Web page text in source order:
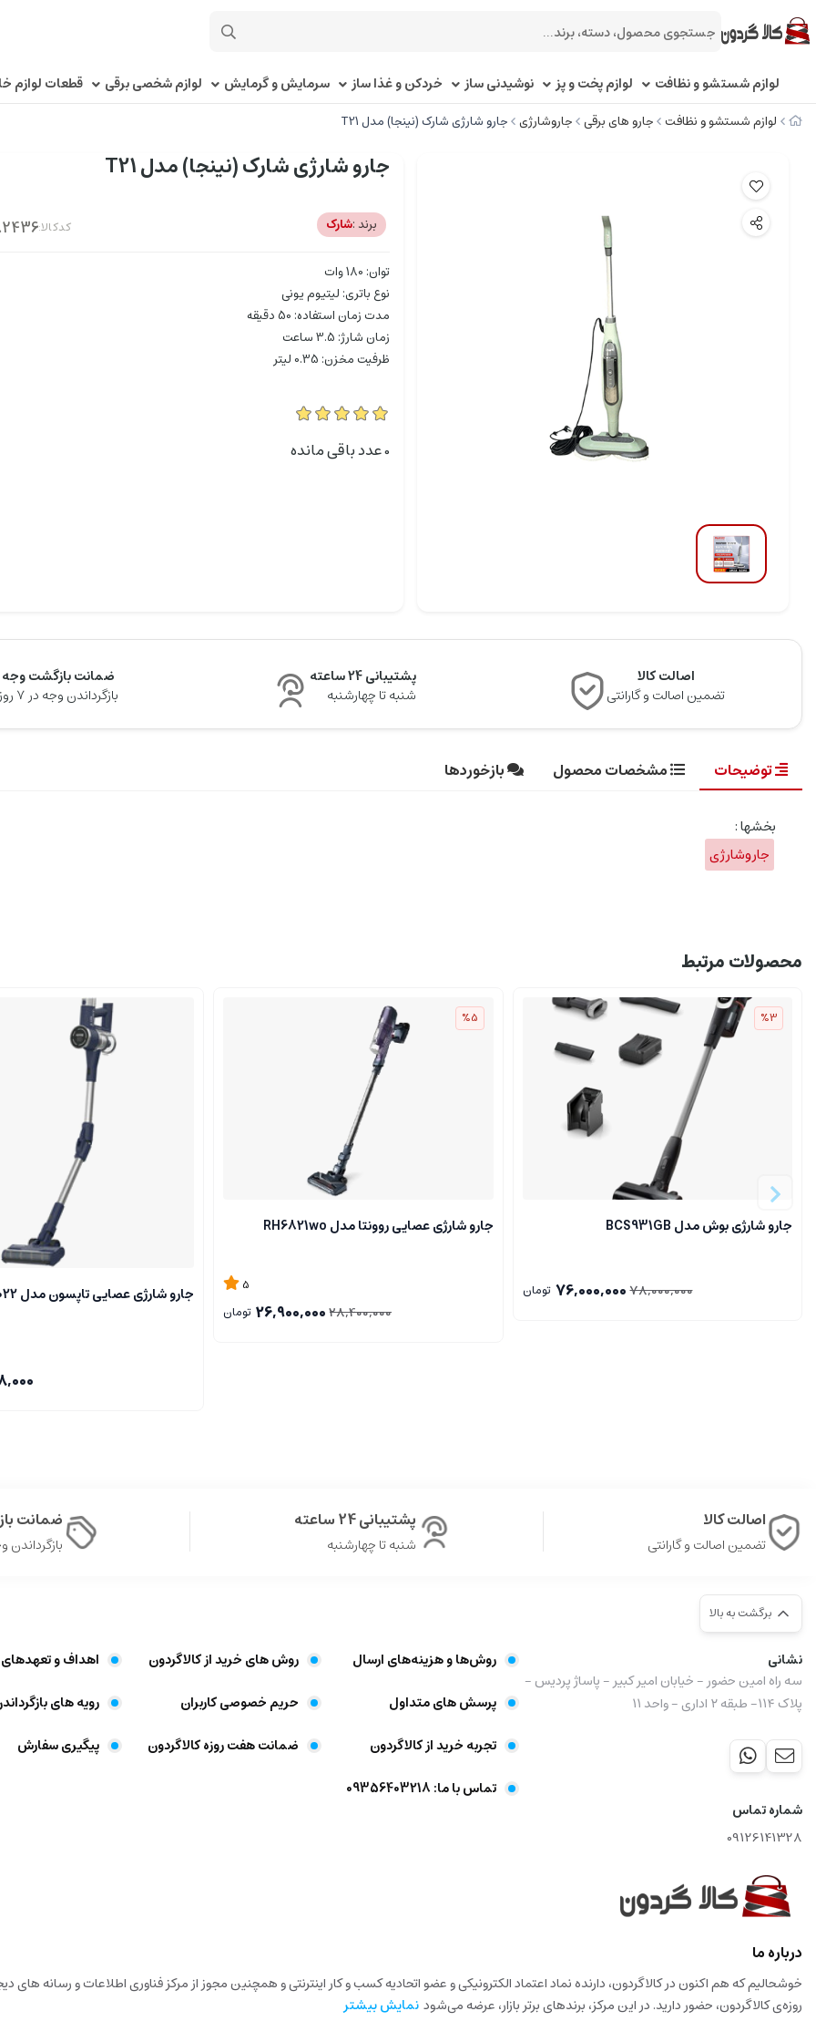
لوازم شستشو و نظافت لوازم پخت و پز نوشیدنی ساز خردکن و غذا ساز سرمایش و گرمایش لوازم شخصی برقی قطعات لوازم
لوازم شستشو و نظافت جارو های برقی جاروشارژی جارو شارژی شارک (نینجا) مدل T21
جارو شارژی شارک (نینجا) مدل T21
برند :شارک کدکالا:
توان: 180 وات
نوع باتری: لیتیوم یونی
مدت زمان استفاده: 50 دقیقه
زمان شارژ: 3.5 ساعت
ظرفیت مخزن: 0.35 لیتر
0عدد باقی مانده
اصالت کالا
تضمین اصالت و گارانتی
پشتیبانی 24 ساعته
شنبه تا چهارشنبه
ضمانت بازگشت وجه
بازگرداندن وجه در ۷ روز
توضیحات مشخصات محصول بازخوردها
بخشها :
جاروشارژی
محصولات مرتبط
%3
جارو شارژی بوش مدل BCS931GB
78,000,000
76,000,000 تومان
%5
جارو شارژی عصایی روونتا مدل RH6821wo
5
28,400,000
26,900,000 تومان
جارو شارژی عصایی تاپسون مدل VC-T6022
اصالت کالا
تضمین اصالت و گارانتی
پشتیبانی 24 ساعته
شنبه تا چهارشنبه
ضمانت
بازگرداندن
برگشت به بالا
نشانی
سه راه امین حضور - خیابان امیر کبیر - پاساژ پردیس -
پلاک ۱۱۴- طبقه ۲ اداری - واحد ۱۱
شماره تماس
09126141328
روش‌ها و هزینه‌های ارسال روش های خرید از کالاگردون
اهداف و تعهد‌های
پرسش های متداول
حریم خصوصی کاربران
رویه های
تجربه خرید از کالاگردون
ضمانت هفت روزه کالاگردون
پیگیری سفارش
تماس با ما: 09356403218
درباره ما
خوشحالیم که هم اکنون در کالاگردون، دارنده نماد اعتماد الکترونیکی و عضو اتحادیه کسب و کار اینترنتی و همچنین مجوز از مرکز فناوری اطلاعات و رسانه
روزه‌ی کالاگردون، حضور دارید. در این مرکز، برندهای برتر بازار، عرضه می‌شود نمایش بیشتر